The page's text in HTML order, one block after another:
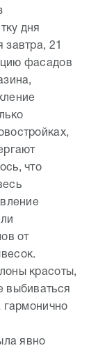
дня
21
фасадов
что
от
красоты,
выбиваться
гармонично
явно